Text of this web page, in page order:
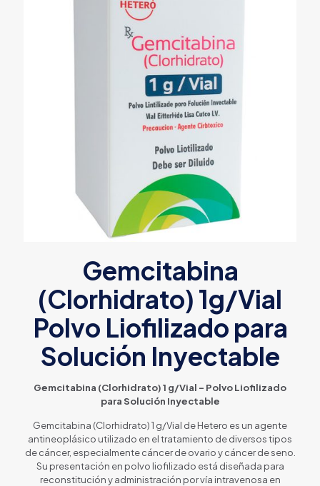
Gemcitabina
(Clorhidrato) 1g/Vial
Polvo Liofilizado para
Solución Inyectable
Gemcitabina (Clorhidrato) 1 g/Vial – Polvo Liofilizado
para Solución Inyectable
Gemcitabina (Clorhidrato) 1 g/Vial de Hetero es un agente
antineoplásico utilizado en el tratamiento de diversos tipos
de cáncer, especialmente cáncer de ovario y cáncer de seno.
Su presentación en polvo liofilizado está diseñada para
reconstitución y administración por vía intravenosa en